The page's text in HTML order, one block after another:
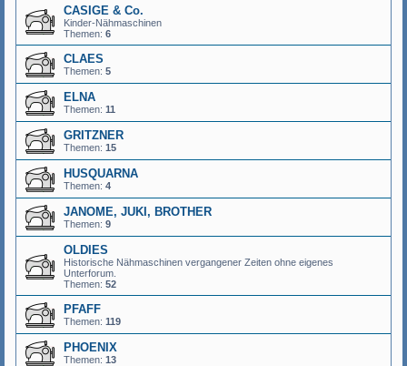
CASIGE & Co.
Kinder-Nähmaschinen
Themen: 6
CLAES
Themen: 5
ELNA
Themen: 11
GRITZNER
Themen: 15
HUSQUARNA
Themen: 4
JANOME, JUKI, BROTHER
Themen: 9
OLDIES
Historische Nähmaschinen vergangener Zeiten ohne eigenes
Unterforum.
Themen: 52
PFAFF
Themen: 119
PHOENIX
Themen: 13